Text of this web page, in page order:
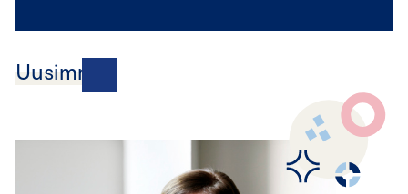
Uusimmat